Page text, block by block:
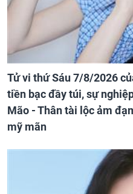
Tử vi thứ Sáu 7/8/2026
tiền bạc đầy túi, sự
Mão - Thân tài lộc ảm
mỹ mãn